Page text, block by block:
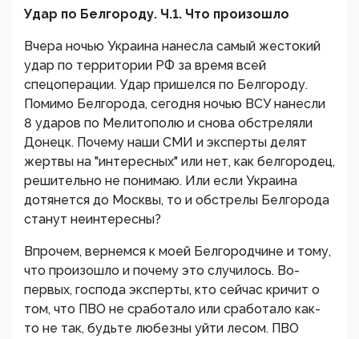
Удар по Белгороду. Ч.1. Что произошло
Вчера ночью Украина нанесла самый жестокий
удар по территории РФ за время всей
спецоперации. Удар пришелся по Белгороду.
Помимо Белгорода, сегодня ночью ВСУ нанесли
8 ударов по Мелитополю и снова обстреляли
Донецк. Почему наши СМИ и эксперты делят
жертвы на "интересных" или нет, как белгородец,
решительно не понимаю. Или если Украина
дотянется до Москвы, то и обстрелы Белгорода
станут неинтересны?
Впрочем, вернемся к моей Белгородчине и тому,
что произошло и почему это случилось. Во-
первых, господа эксперты, кто сейчас кричит о
том, что ПВО не сработало или сработало как-
то не так, будьте любезны уйти лесом. ПВО